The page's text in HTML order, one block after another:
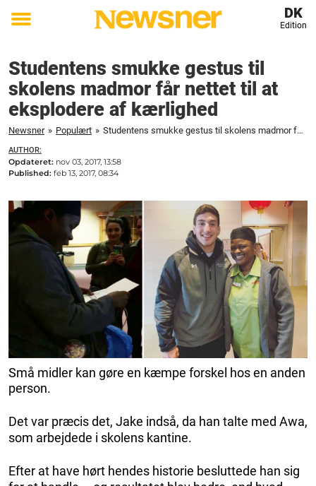
Toggle
DK
Edition
Studentens smukke gestus til
skolens madmor får nettet til at
eksplodere af kærlighed
Newsner » Populært » Studentens smukke gestus til skolens madmor får nettet til at eksplodere af kærlighed
AUTHOR:
Opdateret: nov 03, 2017, 13:58
Published: feb 13, 2017, 08:34
Små midler kan gøre en kæmpe forskel hos en anden
person.
Det var præcis det, Jake indså, da han talte med Awa,
som arbejdede i skolens kantine.
Efter at have hørt hendes historie besluttede han sig